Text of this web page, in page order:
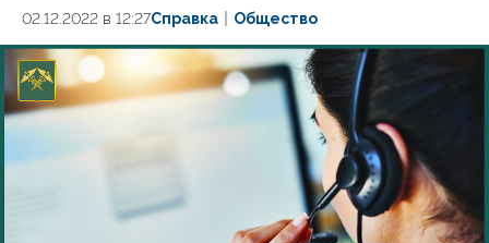
02.12.2022 в 12:27Справка Общество